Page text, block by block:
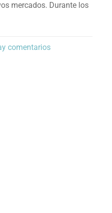
mercados. Durante los
comentarios